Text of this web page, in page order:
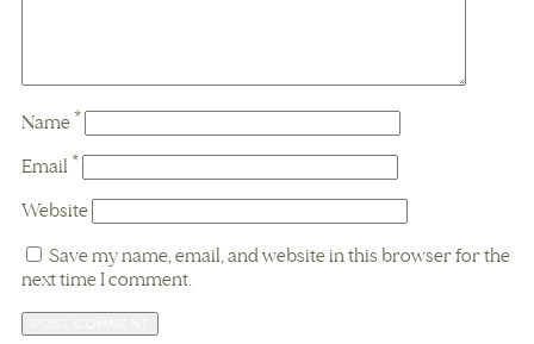
Name *
Email *
Website
Save my name, email, and website in this browser for the
next time I comment.